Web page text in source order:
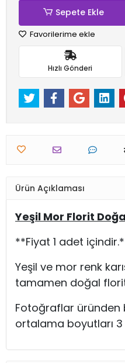
Sepete Ekle
Favorilerime ekle
Hızlı Gönderi
Ürün Açıklaması
Yeşil Mor Florit
**Fiyat 1 adet
Yeşil ve mor renk
tamamen doğal
Fotoğraflar üründen
ortalama boyutları 3